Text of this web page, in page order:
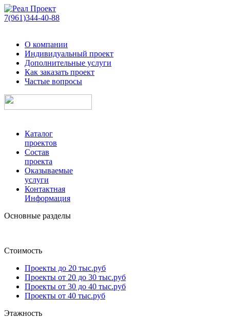
7(961)344-40-88
О компании
Индивидуальный проект
Дополнительные услуги
Как заказать проект
Частые вопросы
Каталог
проектов
Состав
проекта
Оказываемые
услуги
Контактная
Информация
Основные разделы
Стоимость
Проекты до 20 тыс.руб
Проекты от 20 до 30 тыс.руб
Проекты от 30 до 40 тыс.руб
Проекты от 40 тыс.руб
Этажность